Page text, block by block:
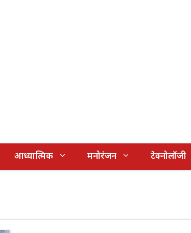
आध्यात्मिक मनोरंजन टेक्नोलॉजी